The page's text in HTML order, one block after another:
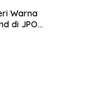
Warna
di JPO